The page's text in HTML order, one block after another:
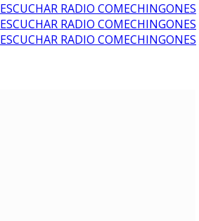
ESCUCHAR RADIO COMECHINGONES
ESCUCHAR RADIO COMECHINGONES
ESCUCHAR RADIO COMECHINGONES